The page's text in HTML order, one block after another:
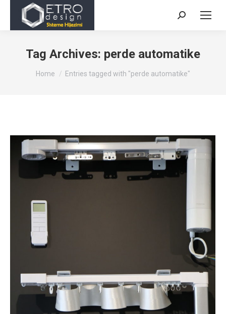
Search:
Tag Archives: perde automatike
You are here:
Home Entries tagged with "perde automatike"